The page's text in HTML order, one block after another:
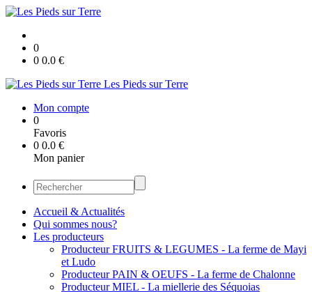
0
0 0.0 €
Les Pieds sur Terre
Mon compte
0
Favoris
0 0.0 €
Mon panier
Accueil & Actualités
Qui sommes nous?
Les producteurs
Producteur FRUITS & LEGUMES - La ferme de Mayi
et Ludo
Producteur PAIN & OEUFS - La ferme de Chalonne
Producteur MIEL - La miellerie des Séquoias